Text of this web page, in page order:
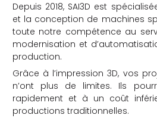
Depuis 2018, SAI3D est
et la conception de machines
toute notre compétence au
modernisation et
production.
Grâce à l’impression 3D, vos
n’ont plus de limites. Ils
rapidement et à un coût
productions traditionnelles.